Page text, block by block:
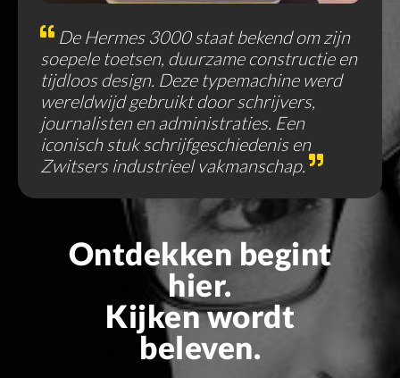
De Hermes 3000 staat bekend om zijn
soepele toetsen, duurzame constructie en
tijdloos design. Deze typemachine werd
wereldwijd gebruikt door schrijvers,
journalisten en administraties. Een
iconisch stuk schrijfgeschiedenis en
Zwitsers industrieel vakmanschap.
Ontdekken begint
hier.
Kijken wordt
beleven.